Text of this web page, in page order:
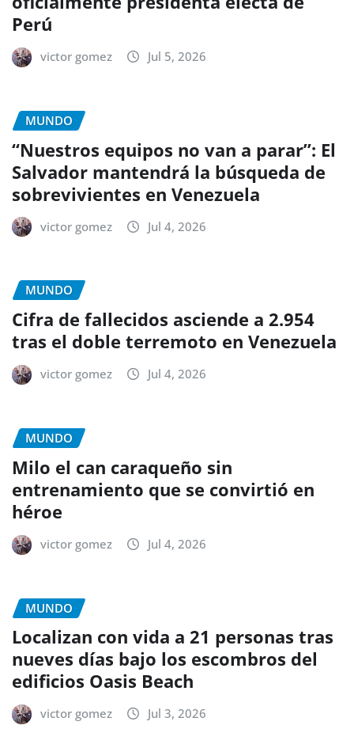
Perú
victor gomez Jul 5, 2026
MUNDO
“Nuestros equipos no van a parar”: El
Salvador mantendrá la búsqueda de
sobrevivientes en Venezuela
victor gomez Jul 4, 2026
MUNDO
Cifra de fallecidos asciende a 2.954
tras el doble terremoto en Venezuela
victor gomez Jul 4, 2026
MUNDO
Milo el can caraqueño sin
entrenamiento que se convirtió en
héroe
victor gomez Jul 4, 2026
MUNDO
Localizan con vida a 21 personas tras
nueves días bajo los escombros del
edificios Oasis Beach
victor gomez Jul 3, 2026